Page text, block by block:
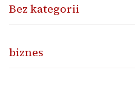
Bez kategorii
biznes